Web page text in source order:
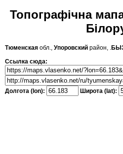
Топографічна мапа
Тюменская обл., Упоровский район, .
Ссылка сюда:
Долгота (lon): Широта (lat):